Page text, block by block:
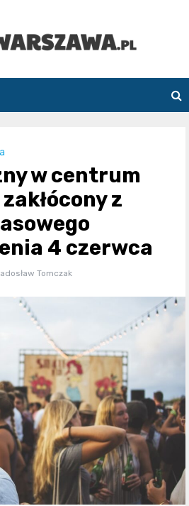
w centrum
z
4 czerwca
Tomczak